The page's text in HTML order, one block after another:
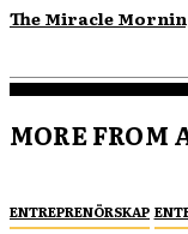
The Miracle
MORE FROM
ENTREPRENÖRSKAP